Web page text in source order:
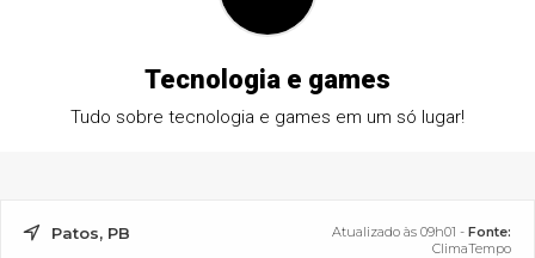
Tecnologia e games
Tudo sobre tecnologia e games em um só lugar!
Patos, PB Atualizado às 09h01 - Fonte:
ClimaTempo